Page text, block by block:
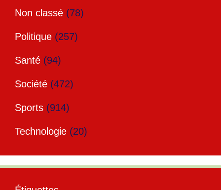
Non classé (78)
Politique (257)
Santé (94)
Société (472)
Sports (914)
Technologie (20)